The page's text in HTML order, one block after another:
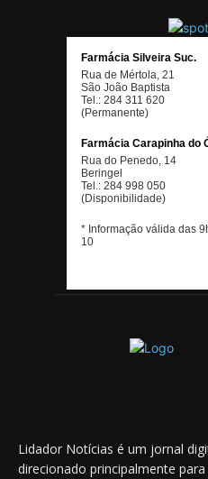
Lidador Notícias é um jornal
direcionado principalmente